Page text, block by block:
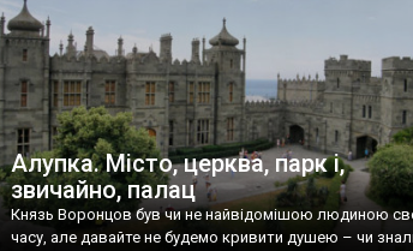
Алупка. Місто, церква, парк і,
звичайно, палац
Князь Воронцов був чи не найвідомішою людиною
часу, але давайте не будемо кривити душею – чи